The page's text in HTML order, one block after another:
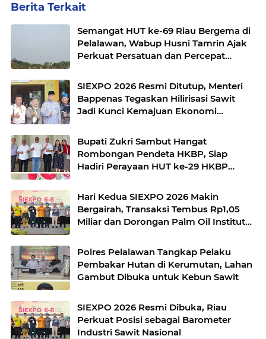
Berita Terkait
Semangat HUT ke-69 Riau Bergema di
Pelalawan, Wabup Husni Tamrin Ajak
Perkuat Persatuan dan Percepat
SIEXPO 2026 Resmi Ditutup, Menteri
Bappenas Tegaskan Hilirisasi Sawit
Jadi Kunci Kemajuan Ekonomi
Bupati Zukri Sambut Hangat
Rombongan Pendeta HKBP, Siap
Hadiri Perayaan HUT ke-29 HKBP
Hari Kedua SIEXPO 2026 Makin
Bergairah, Transaksi Tembus Rp1,05
Miliar dan Dorongan Palm Oil Institute
Polres Pelalawan Tangkap Pelaku
Pembakar Hutan di Kerumutan, Lahan
Gambut Dibuka untuk Kebun Sawit
SIEXPO 2026 Resmi Dibuka, Riau
Perkuat Posisi sebagai Barometer
Industri Sawit Nasional